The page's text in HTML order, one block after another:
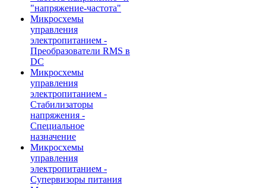
"напряжение-частота"
Микросхемы
управления
электропитанием -
Преобразователи RMS в
DC
Микросхемы
управления
электропитанием -
Стабилизаторы
напряжения -
Специальное
назначение
Микросхемы
управления
электропитанием -
Супервизоры питания